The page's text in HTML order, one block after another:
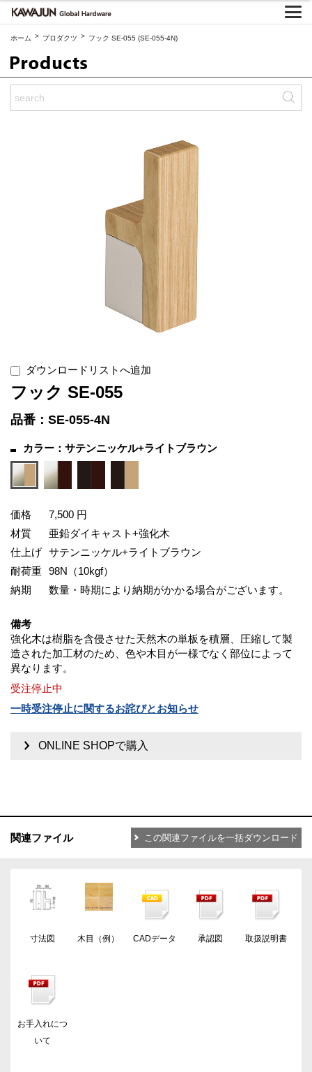
ホーム > プロダクツ > フック SE-055 (SE-055-4N)
ダウンロードリストへ追加
フック SE-055
品番：SE-055-4N
カラー：サテンニッケル+ライトブラウン
価格
7,500 円
材質
亜鉛ダイキャスト+強化木
仕上げ サテンニッケル+ライトブラウン
耐荷重 98N（10kgf）
納期
数量・時期により納期がかかる場合がございます。
備考
強化木は樹脂を含侵させた天然木の単板を積層、圧縮して製
造された加工材のため、色や木目が一様でなく部位によって
異なります。
受注停止中
一時受注停止に関するお詫びとお知らせ
ONLINE SHOPで購入
関連ファイル この関連ファイルを一括ダウンロード
寸法図 木目（例） CADデータ 承認図 取扱説明書
お手入れにつ
いて